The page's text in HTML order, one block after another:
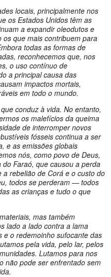
locais, principalmente nos
os Estados Unidos têm as
a expandir oleodutos e
que mais contribuem para
todas as formas de
reconhecemos que, nos
o uso contínuo de
a principal causa das
impactos mortais,
em todo o mundo.
conduz à vida. No entanto,
os malefícios da queima
de interromper novos
fósseis continua a ser
e as emissões globais
nós, como povo de Deus,
Faraó, que causou a perda
rebelião de Corá e o custo do
todos se perderam — todos
as crianças e tudo o que
mas também
lado a lado contra a lama
e o redemoinho sufocante das
pela vida, pelo lar, pelos
Lutamos para nos
não pode ser enfrentado sem